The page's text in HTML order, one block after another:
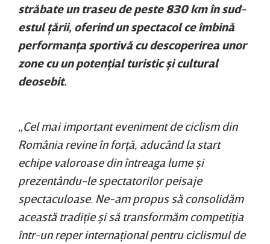
străbate un traseu de peste 830 km în sud-
estul ţării, oferind un spectacol ce îmbină
performanţa sportivă cu descoperirea unor
zone cu un potenţial turistic şi cultural
deosebit.
„Cel mai important eveniment de ciclism din
România revine în forţă, aducând la start
echipe valoroase din întreaga lume şi
prezentându-le spectatorilor peisaje
spectaculoase. Ne-am propus să consolidăm
această tradiţie şi să transformăm competiţia
într-un reper internaţional pentru ciclismul de